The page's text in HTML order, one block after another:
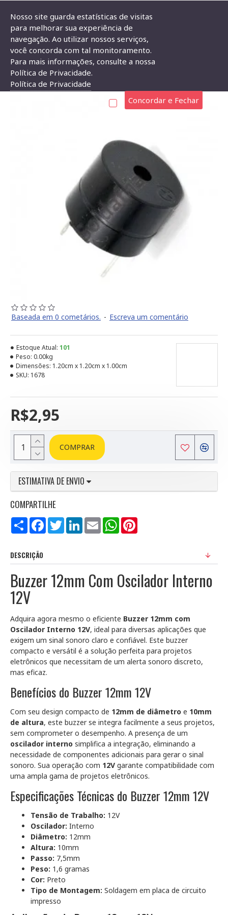
Buzzer 12mm Com Oscilador Interno 12V
BUZZER 12MM COM OSCILADOR INTERNO 12V
Baseada em 0 cometários. - Escreva um comentário
R$2,95
Estoque Atual: 101
Peso: 0.00kg
Dimensões: 1.20cm x 1.20cm x 1.00cm
SKU: 1678
COMPRAR
ESTIMATIVA DE ENVIO
COMPARTILHE
Compartilhar
FacebookTwitterLinkedInEmail WhatsApp
DESCRIÇÃO
Buzzer 12mm Com Oscilador Interno
12V
Adquira agora mesmo o eficiente Buzzer 12mm com
Oscilador Interno 12V, ideal para diversas aplicações que
exigem um sinal sonoro claro e confiável. Este buzzer
compacto e versátil é a solução perfeita para projetos
eletrônicos que necessitam de um alerta sonoro discreto,
mas eficaz.
Benefícios do Buzzer 12mm 12V
Com seu design compacto de 12mm de diâmetro e 10mm
de altura, este buzzer se integra facilmente a seus projetos,
sem comprometer o desempenho. A presença de um
oscilador interno simplifica a integração, eliminando a
necessidade de componentes adicionais para gerar o sinal
sonoro. Sua operação com 12V garante compatibilidade com
uma ampla gama de projetos eletrônicos.
Especificações Técnicas do Buzzer 12mm 12V
Tensão de Trabalho: 12V
Oscilador: Interno
Diâmetro: 12mm
Altura: 10mm
Passo: 7,5mm
Peso: 1,6 gramas
Cor: Preto
Tipo de Montagem: Soldagem em placa de circuito
impresso
Nosso site guarda estatísticas de visitas
para melhorar sua experiência de
navegação. Ao utilizar nossos serviços,
você concorda com tal monitoramento.
Para mais informações, consulte a nossa
Política de Privacidade.
Política de Privacidade
Concordar e Fechar